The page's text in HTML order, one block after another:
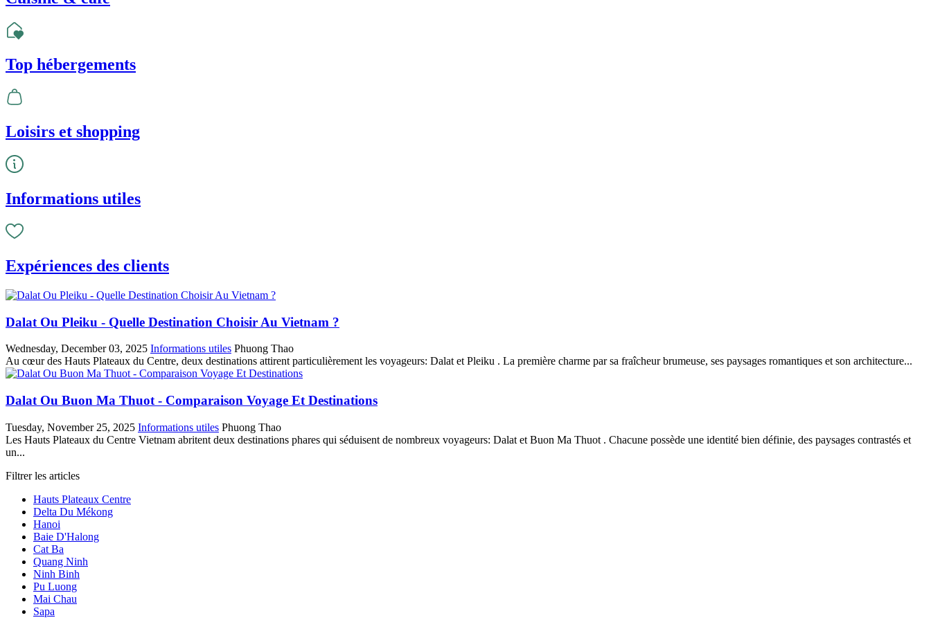
Top hébergements
Loisirs et shopping
Informations utiles
Expériences des clients
Dalat Ou Pleiku - Quelle Destination Choisir Au Vietnam ?
Wednesday, December 03, 2025 Informations utiles Phuong Thao
Au cœur des Hauts Plateaux du Centre, deux destinations attirent particulièrement les voyageurs: Dalat et Pleiku . La première charme par sa fraîcheur brumeuse, ses paysages romantiques et son architecture...
Dalat Ou Buon Ma Thuot - Comparaison Voyage Et Destinations
Tuesday, November 25, 2025 Informations utiles Phuong Thao
Les Hauts Plateaux du Centre Vietnam abritent deux destinations phares qui séduisent de nombreux voyageurs: Dalat et Buon Ma Thuot . Chacune possède une identité bien définie, des paysages contrastés et
un...
Filtrer les articles
Hauts Plateaux Centre
Delta Du Mékong
Hanoi
Baie D'Halong
Cat Ba
Quang Ninh
Ninh Binh
Pu Luong
Mai Chau
Sapa